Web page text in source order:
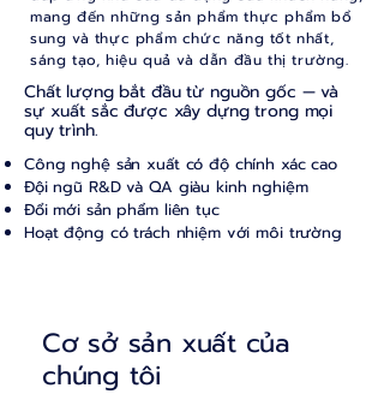
mang đến những sản phẩm thực phẩm bổ
sung và thực phẩm chức năng tốt nhất,
sáng tạo, hiệu quả và dẫn đầu thị trường.
Chất lượng bắt đầu từ nguồn gốc — và
sự xuất sắc được xây dựng trong mọi
quy trình.
Công nghệ sản xuất có độ chính xác cao
Đội ngũ R&D và QA giàu kinh nghiệm
Đổi mới sản phẩm liên tục
Hoạt động có trách nhiệm với môi trường
Cơ sở sản xuất của
chúng tôi